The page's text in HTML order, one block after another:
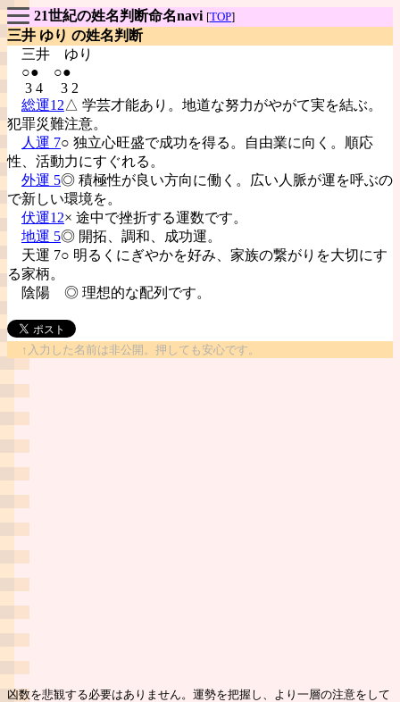
21世紀の姓名判断命名navi [TOP]
三井 ゆり の姓名判断
三井 ゆり
○● ○●
3 4 3 2
総運12△ 学芸才能あり。地道な努力がやがて実を結ぶ。
犯罪災難注意。
人運 7○ 独立心旺盛で成功を得る。自由業に向く。順応
性、活動力にすぐれる。
外運 5◎ 積極性が良い方向に働く。広い人脈が運を呼ぶの
で新しい環境を。
伏運12× 途中で挫折する運数です。
地運 5◎ 開拓、調和、成功運。
天運 7○ 明るくにぎやかを好み、家族の繋がりを大切にす
る家柄。
陰陽 ◎ 理想的な配列です。
↑入力した名前は非公開。押しても安心です。
凶数を悲観する必要はありません。運勢を把握し、より一層の注意をして